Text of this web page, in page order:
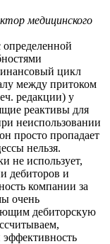
медицинского
цикл
между притоком
редакции) у
реактивы для
неиспользовании
просто пропадает
нельзя.
не использует,
дебиторов и
компании за
очень
дебиторскую